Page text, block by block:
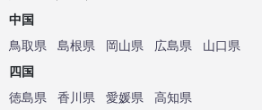
中国
鳥取県
島根県 岡山県 広島県
山口県
四国
徳島県
香川県 愛媛県
高知県